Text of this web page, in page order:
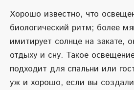
Хорошо известно, что
биологический ритм; более
имитирует солнце на закате,
отдыху и сну. Такое
подходит для спальни или
уж и хорошо, если вы